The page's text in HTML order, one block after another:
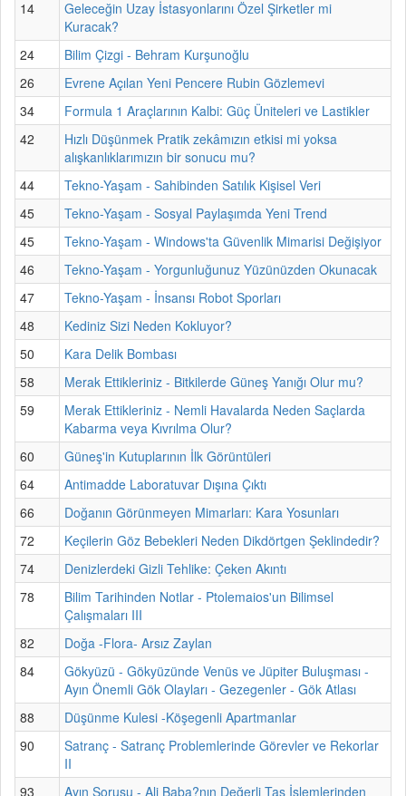
14
Geleceğin Uzay İstasyonlarını Özel Şirketler mi
Kuracak?
24
Bilim Çizgi - Behram Kurşunoğlu
26
Evrene Açılan Yeni Pencere Rubin Gözlemevi
34
Formula 1 Araçlarının Kalbi: Güç Üniteleri ve Lastikler
42
Hızlı Düşünmek Pratik zekâmızın etkisi mi yoksa
alışkanlıklarımızın bir sonucu mu?
44
Tekno-Yaşam - Sahibinden Satılık Kişisel Veri
45
Tekno-Yaşam - Sosyal Paylaşımda Yeni Trend
45
Tekno-Yaşam - Windows'ta Güvenlik Mimarisi Değişiyor
46
Tekno-Yaşam - Yorgunluğunuz Yüzünüzden Okunacak
47
Tekno-Yaşam - İnsansı Robot Sporları
48
Kediniz Sizi Neden Kokluyor?
50
Kara Delik Bombası
58
Merak Ettikleriniz - Bitkilerde Güneş Yanığı Olur mu?
59
Merak Ettikleriniz - Nemli Havalarda Neden Saçlarda
Kabarma veya Kıvrılma Olur?
60
Güneş'in Kutuplarının İlk Görüntüleri
64
Antimadde Laboratuvar Dışına Çıktı
66
Doğanın Görünmeyen Mimarları: Kara Yosunları
72
Keçilerin Göz Bebekleri Neden Dikdörtgen Şeklindedir?
74
Denizlerdeki Gizli Tehlike: Çeken Akıntı
78
Bilim Tarihinden Notlar - Ptolemaios'un Bilimsel
Çalışmaları III
82
Doğa -Flora- Arsız Zaylan
84
Gökyüzü - Gökyüzünde Venüs ve Jüpiter Buluşması -
Ayın Önemli Gök Olayları - Gezegenler - Gök Atlası
88
Düşünme Kulesi -Köşegenli Apartmanlar
90
Satranç - Satranç Problemlerinde Görevler ve Rekorlar
II
93
Ayın Sorusu - Ali Baba?nın Değerli Taş İşlemlerinden